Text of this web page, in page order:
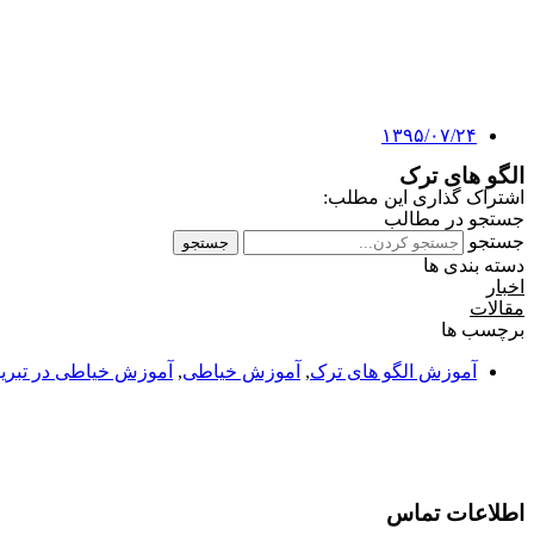
۱۳۹۵/۰۷/۲۴
الگو های ترک
اشتراک گذاری این مطلب:
جستجو در مطالب
جستجو
جستجو
دسته بندی ها
اخبار
مقالات
برچسب ها
آموزش الگو های ترک, آموزش خیاطی, آموزش خیاطی در
اطلاعات تماس